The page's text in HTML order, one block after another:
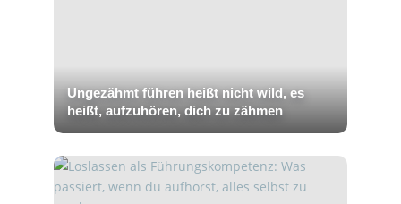
Ungezähmt führen heißt nicht wild, es
heißt, aufzuhören, dich zu zähmen